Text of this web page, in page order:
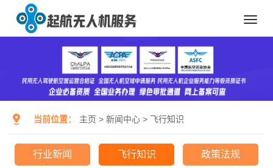
当前位置： 主页 > 新闻中心 > 飞行知识
行业新闻 飞行知识 政策法规